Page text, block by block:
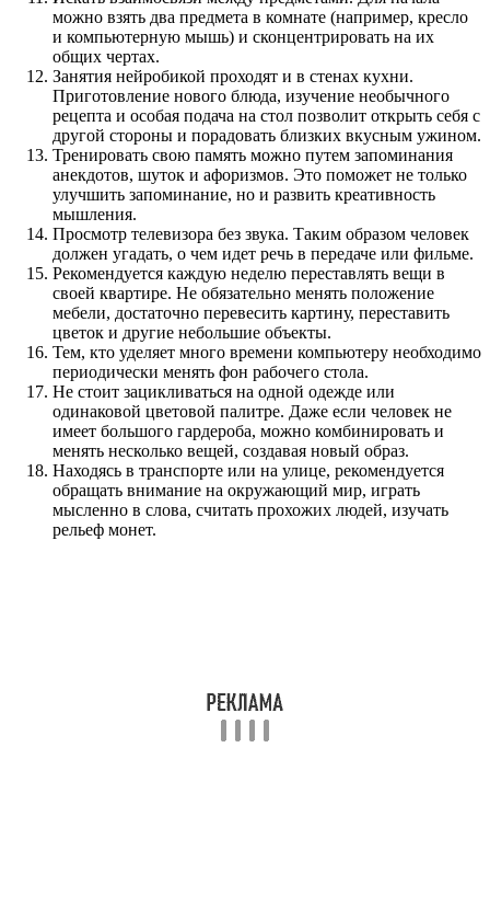
можно взять два предмета в комнате (например, кресло
и компьютерную мышь) и сконцентрировать на их
общих чертах.
Занятия нейробикой проходят и в стенах кухни.
Приготовление нового блюда, изучение необычного
рецепта и особая подача на стол позволит открыть себя с
другой стороны и порадовать близких вкусным ужином.
Тренировать свою память можно путем запоминания
анекдотов, шуток и афоризмов. Это поможет не только
улучшить запоминание, но и развить креативность
мышления.
Просмотр телевизора без звука. Таким образом человек
должен угадать, о чем идет речь в передаче или фильме.
Рекомендуется каждую неделю переставлять вещи в
своей квартире. Не обязательно менять положение
мебели, достаточно перевесить картину, переставить
цветок и другие небольшие объекты.
Тем, кто уделяет много времени компьютеру необходимо
периодически менять фон рабочего стола.
Не стоит зацикливаться на одной одежде или
одинаковой цветовой палитре. Даже если человек не
имеет большого гардероба, можно комбинировать и
менять несколько вещей, создавая новый образ.
Находясь в транспорте или на улице, рекомендуется
обращать внимание на окружающий мир, играть
мысленно в слова, считать прохожих людей, изучать
рельеф монет.